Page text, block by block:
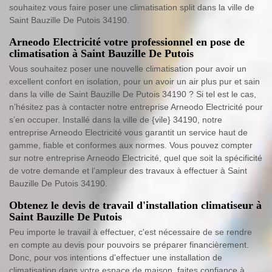
souhaitez vous faire poser une climatisation split dans la ville de
Saint Bauzille De Putois 34190.
Arneodo Electricité votre professionnel en pose de
climatisation à Saint Bauzille De Putois
Vous souhaitez poser une nouvelle climatisation pour avoir un
excellent confort en isolation, pour un avoir un air plus pur et sain
dans la ville de Saint Bauzille De Putois 34190 ? Si tel est le cas,
n’hésitez pas à contacter notre entreprise Arneodo Electricité pour
s’en occuper. Installé dans la ville de {vile} 34190, notre
entreprise Arneodo Electricité vous garantit un service haut de
gamme, fiable et conformes aux normes. Vous pouvez compter
sur notre entreprise Arneodo Electricité, quel que soit la spécificité
de votre demande et l’ampleur des travaux à effectuer à Saint
Bauzille De Putois 34190.
Obtenez le devis de travail d'installation climatiseur à
Saint Bauzille De Putois
Peu importe le travail à effectuer, c'est nécessaire de se rendre
en compte au devis pour pouvoirs se préparer financièrement.
Donc, pour vos intentions d'effectuer une installation de
climatisation dans votre espace de maison, faites confiance à